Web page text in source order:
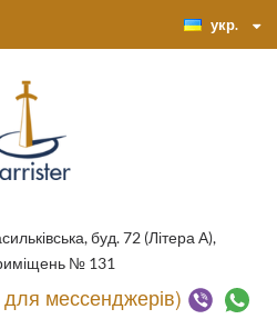
укр.
буд. 72 (Літера А),
№ 131
мессенджерів)